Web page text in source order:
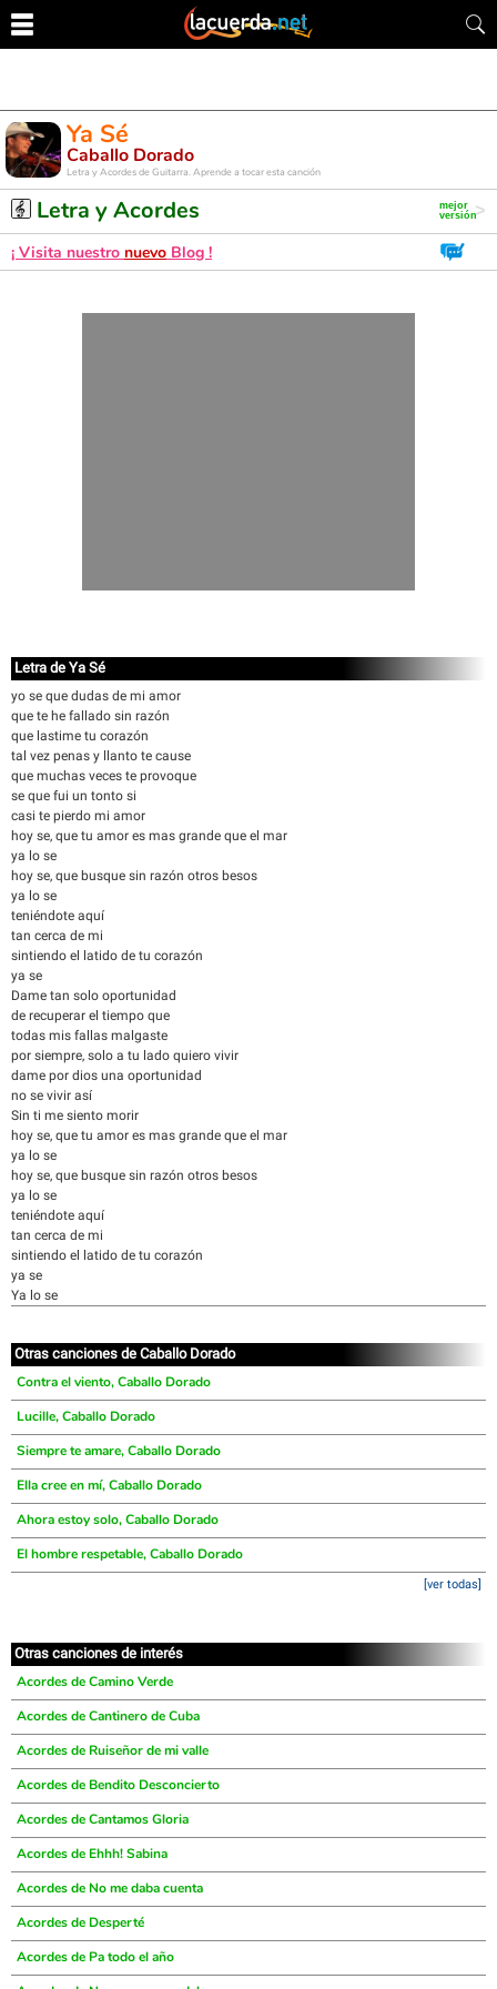
Ya Sé
Caballo Dorado
Letra y Acordes de Guitarra. Aprende a tocar esta canción
Letra y Acordes
¡ Visita nuestro nuevo Blog !
Letra de Ya Sé
yo se que dudas de mi amor
que te he fallado sin razón
que lastime tu corazón
tal vez penas y llanto te cause
que muchas veces te provoque
se que fui un tonto si
casi te pierdo mi amor
hoy se, que tu amor es mas grande que el mar
ya lo se
hoy se, que busque sin razón otros besos
ya lo se
teniéndote aquí
tan cerca de mi
sintiendo el latido de tu corazón
ya se
Dame tan solo oportunidad
de recuperar el tiempo que
todas mis fallas malgaste
por siempre, solo a tu lado quiero vivir
dame por dios una oportunidad
no se vivir así
Sin ti me siento morir
hoy se, que tu amor es mas grande que el mar
ya lo se
hoy se, que busque sin razón otros besos
ya lo se
teniéndote aquí
tan cerca de mi
sintiendo el latido de tu corazón
ya se
Ya lo se
Otras canciones de Caballo Dorado
Contra el viento, Caballo Dorado
Lucille, Caballo Dorado
Siempre te amare, Caballo Dorado
Ella cree en mí, Caballo Dorado
Ahora estoy solo, Caballo Dorado
El hombre respetable, Caballo Dorado
[ver todas]
Otras canciones de interés
Acordes de Camino Verde
Acordes de Cantinero de Cuba
Acordes de Ruiseñor de mi valle
Acordes de Bendito Desconcierto
Acordes de Cantamos Gloria
Acordes de Ehhh! Sabina
Acordes de No me daba cuenta
Acordes de Desperté
Acordes de Pa todo el año